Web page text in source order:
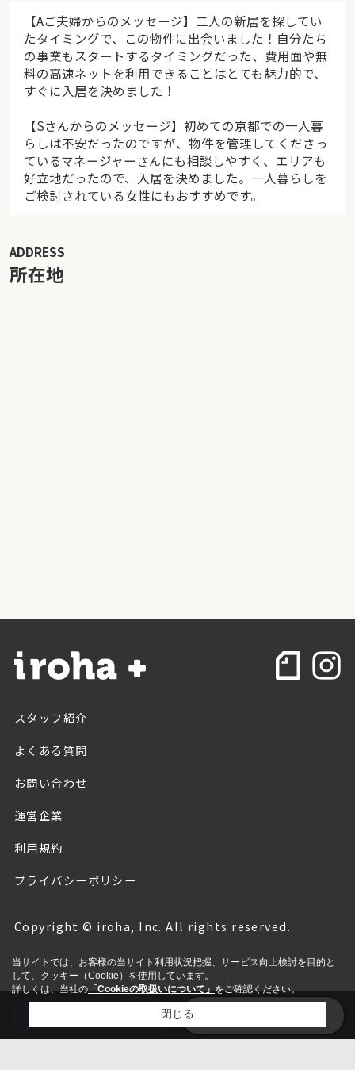
午前中は、それぞれやるべきことに取り組む時間、とい
うのが彼との決まりごと。私はもともと朝早く起きるの
が苦手なタイプだったけど、彼と暮らすようになってか
らは朝型の生活にもだいぶ慣れてきた。
彼の声で、だいぶ長い間画面と向き合っていたことに気
づく。実家に住んでいた頃と比べてこの部屋はとても静
近くのお店でお昼ご飯を食べてから、京都御所のほうに
向かって並んで歩く。ちょうど桜が見頃で、「これが京
てるなんて、なんだか信じられないな」としみじみす
て、私たちは前から気になっていた喫茶店へ向かった。
は小説を開く。思い思いに過ごす時間は、日常の中のさ
んだら、鴨川を毎日散歩するのが私たちの夢だった。
【Aご夫婦からのメッセージ】二人の新居を探してい
たタイミングで、この物件に出会いました！自分たち
の事業もスタートするタイミングだった、費用面や無
料の高速ネットを利用できることはとても魅力的で、
すぐに入居を決めました！
【Sさんからのメッセージ】初めての京都での一人暮
らしは不安だったのですが、物件を管理してくださっ
ているマネージャーさんにも相談しやすく、エリアも
好立地だったので、入居を決めました。一人暮らしを
ご検討されている女性にもおすすめです。
ADDRESS
所在地
スタッフ紹介
よくある質問
お問い合わせ
運営企業
利用規約
プライバシーポリシー
Copyright © iroha, Inc. All rights reserved.
当サイトでは、お客様の当サイト利用状況把握、サービス向上検討を目的と
して、クッキー（Cookie）を使用しています。
詳しくは、当社の「Cookieの取扱いについて」をご確認ください。
閉じる